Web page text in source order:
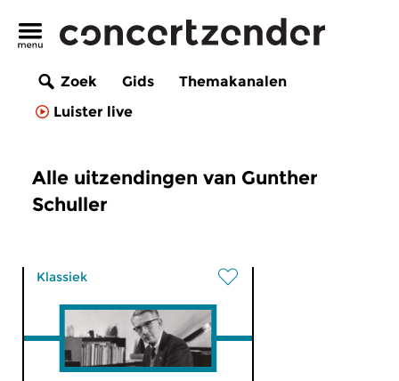
Zoek Gids
Themakanalen
Luister live
Alle uitzendingen van Gunther
Schuller
Klassiek